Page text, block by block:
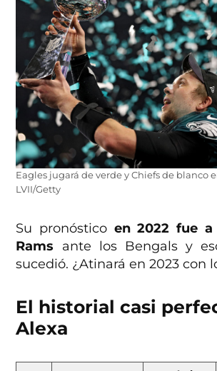
Eagles jugará de verde y Chiefs de blanco
LVII/Getty
Su pronóstico en 2022 fue
Rams ante los Bengals y
sucedió. ¿Atinará en 2023 con
El historial casi
Alexa